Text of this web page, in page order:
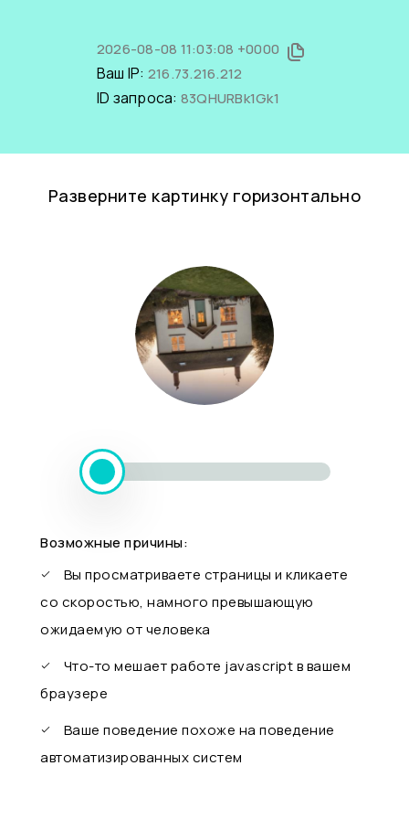
2026-08-08 11:03:08 +0000
Ваш IP: 216.73.216.212
ID запроса: 83QHURBk1Gk1
Разверните картинку горизонтально
Возможные причины:
Вы просматриваете страницы и кликаете
со скоростью, намного превышающую
ожидаемую от человека
Что-то мешает работе javascript в вашем
браузере
Ваше поведение похоже на поведение
автоматизированных систем